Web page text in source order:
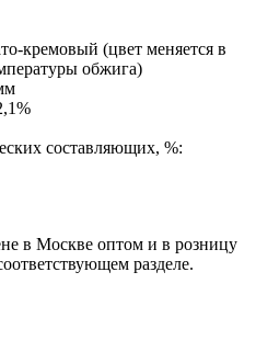
кремовый (цвет меняется в
обжига)
составляющих, %:
в Москве оптом и в розницу
разделе.